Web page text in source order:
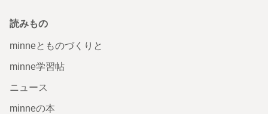
読みもの
minneとものづくりと
minne学習帖
ニュース
minneの本